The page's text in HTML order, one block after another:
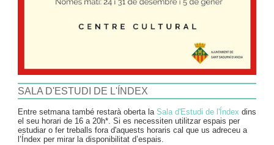
SALA D'ESTUDI DE L'ÍNDEX
Entre setmana també restarà oberta la Sala d'Estudi de l'Índex dins
el seu horari de 16 a 20h*. Si es necessiten utilitzar espais per
estudiar o fer treballs fora d'aquests horaris cal que us adreceu a
l’Índex per mirar la disponibilitat d’espais.